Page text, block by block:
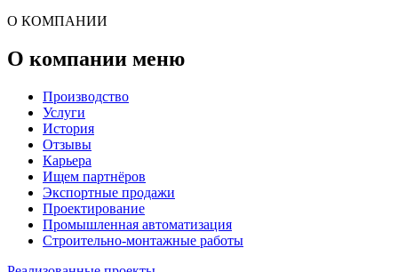
О КОМПАНИИ
О компании меню
Производство
Услуги
История
Отзывы
Карьера
Ищем партнёров
Экспортные продажи
Проектирование
Промышленная автоматизация
Строительно-монтажные работы